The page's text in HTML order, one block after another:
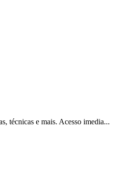
técnicas e mais. Acesso imedia...